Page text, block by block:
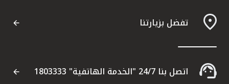
تفضل بزيارتنا
اتصل بنا 24/7 "الخدمة الهاتفية" 1803333